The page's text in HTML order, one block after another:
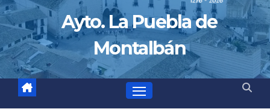
Ayto. La Puebla de
Montalbán